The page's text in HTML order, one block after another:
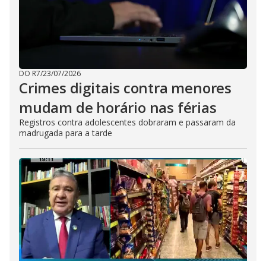
DO R7/23/07/2026
Crimes digitais contra menores
mudam de horário nas férias
Registros contra adolescentes dobraram e passaram da
madrugada para a tarde